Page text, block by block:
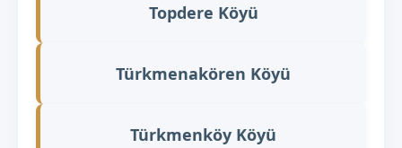
Topdere Köyü
Türkmenakören Köyü
Türkmenköy Köyü